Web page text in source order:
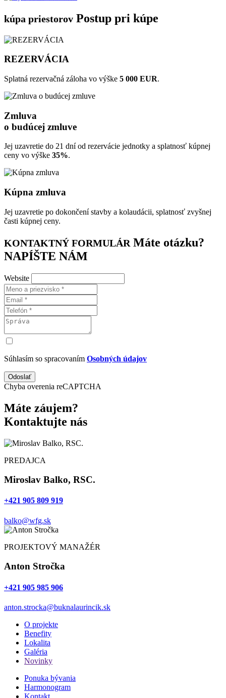
kúpa priestorov Postup pri kúpe
REZERVÁCIA
Splatná rezervačná záloha vo výške 5 000 EUR.
Zmluva
o budúcej zmluve
Jej uzavretie do 21 dní od rezervácie jednotky a splatnosť kúpnej
ceny vo výške 35%.
Kúpna zmluva
Jej uzavretie po dokončení stavby a kolaudácii, splatnosť zvyšnej
časti kúpnej ceny.
KONTAKTNÝ FORMULÁR Máte otázku?
NAPÍŠTE NÁM
Website
Súhlasím so spracovaním Osobných údajov
Odoslať
Chyba overenia reCAPTCHA
Máte záujem?
Kontaktujte nás
PREDAJCA
Miroslav Balko, RSC.
+421 905 809 919
balko@wfg.sk
PROJEKTOVÝ MANAŽÉR
Anton Stročka
+421 905 985 906
anton.strocka@buknalaurincik.sk
O projekte
Benefity
Lokalita
Galéria
Novinky
Ponuka bývania
Harmonogram
Kontakt